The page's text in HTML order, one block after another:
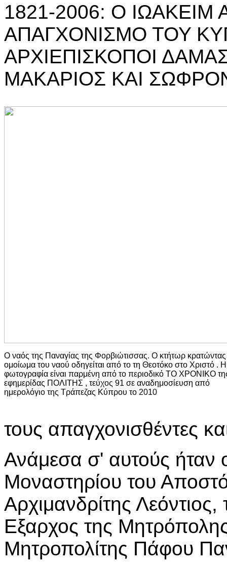
1821-2006: Ο
ΑΠΑΓΧΟΝΙΣΜΟ ΤΟΥ
ΑΡΧΙΕΠΙΣΚΟΠΟΙ
ΜΑΚΑΡΙΟΣ ΚΑΙ
Ο ναός της Παναγίας της Φορβιώτισσας. Ο κτήτωρ κρατώντας
ομοίωμα του ναού οδηγείται από το τη Θεοτόκο στο Χριστό . Η
φωτογραφία είναι παρμένη από το περιοδικό ΤΟ ΧΡΟΝΙΚΟ
εφημερίδας ΠΟΛΙΤΗΣ , τεύχος 91 σε αναδημοσίευση από
ημερολόγιο της Τράπεζας Κύπρου το 2010
τους απαγχονισθέντες
Ανάμεσα σ' αυτούς ήταν
Μοναστηρίου του
Αρχιμανδρίτης
Εξαρχος της
Μητροπολίτης Πάφου